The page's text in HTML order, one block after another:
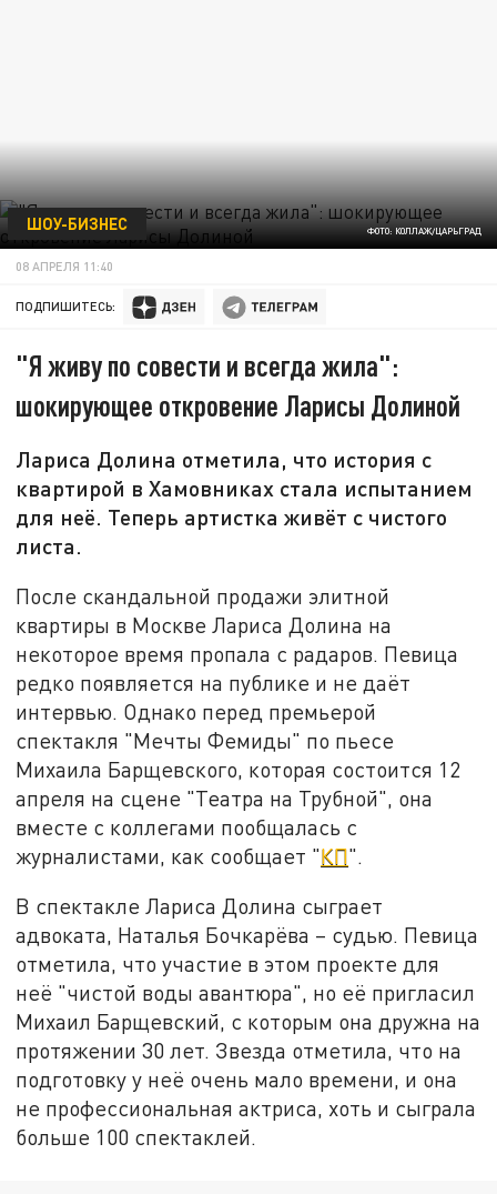
ФОТО: КОЛЛАЖ/ЦАРЬГРАД
ШОУ-БИЗНЕС
08 АПРЕЛЯ 11:40
ПОДПИШИТЕСЬ:
"Я живу по совести и всегда жила":
шокирующее откровение Ларисы Долиной
Лариса Долина отметила, что история с
квартирой в Хамовниках стала испытанием
для неё. Теперь артистка живёт с чистого
листа.
После скандальной продажи элитной
квартиры в Москве Лариса Долина на
некоторое время пропала с радаров. Певица
редко появляется на публике и не даёт
интервью. Однако перед премьерой
спектакля "Мечты Фемиды" по пьесе
Михаила Барщевского, которая состоится 12
апреля на сцене "Театра на Трубной", она
вместе с коллегами пообщалась с
журналистами, как сообщает "КП".
В спектакле Лариса Долина сыграет
адвоката, Наталья Бочкарёва – судью. Певица
отметила, что участие в этом проекте для
неё "чистой воды авантюра", но её пригласил
Михаил Барщевский, с которым она дружна на
протяжении 30 лет. Звезда отметила, что на
подготовку у неё очень мало времени, и она
не профессиональная актриса, хоть и сыграла
больше 100 спектаклей.